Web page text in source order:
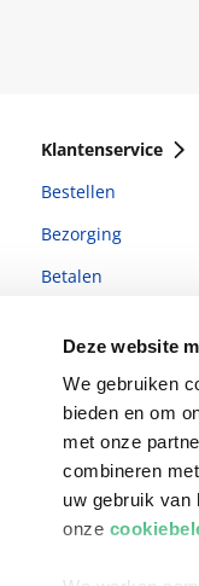
Deze website
We gebruiken
bieden en om
met onze
combineren
uw gebruik van
onze
Klantenservice
Bestellen
Bezorging
Betalen
Veelgestelde